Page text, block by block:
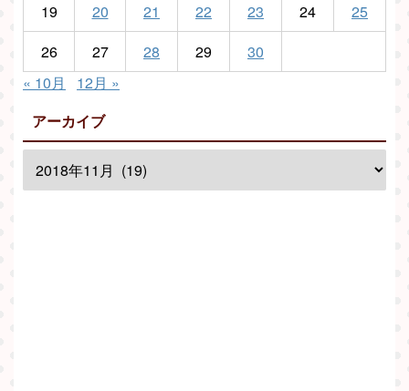
19
20 21 22 23 24
25
26
27 28 29
30
« 10月
12月 »
アーカイブ